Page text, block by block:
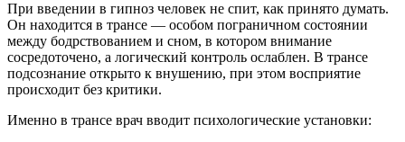
При введении в гипноз человек не спит, как принято думать.
Он находится в трансе — особом пограничном состоянии
между бодрствованием и сном, в котором внимание
сосредоточено, а логический контроль ослаблен. В трансе
подсознание открыто к внушению, при этом восприятие
происходит без критики.
Именно в трансе врач вводит психологические установки: